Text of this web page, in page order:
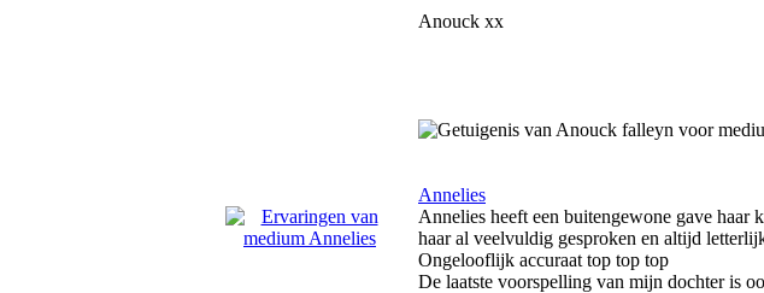
Anouck xx
Annelies
Annelies heeft een buitengewone gave
haar al veelvuldig gesproken en altijd
Ongelooflijk accuraat top top top
De laatste voorspelling van mijn dochter is